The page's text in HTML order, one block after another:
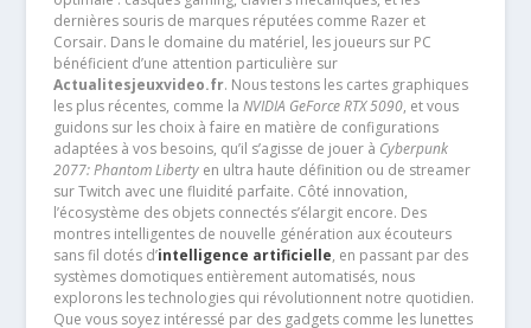
dernières souris de marques réputées comme Razer et
Corsair. Dans le domaine du matériel, les joueurs sur PC
bénéficient d’une attention particulière sur
Actualitesjeuxvideo.fr. Nous testons les cartes graphiques
les plus récentes, comme la NVIDIA GeForce RTX 5090, et vous
guidons sur les choix à faire en matière de configurations
adaptées à vos besoins, qu’il s’agisse de jouer à Cyberpunk
2077: Phantom Libertyen ultra haute définition ou de streamer
sur Twitch avec une fluidité parfaite. Côté innovation,
l’écosystème des objets connectés s’élargit encore. Des
montres intelligentes de nouvelle génération aux écouteurs
sans fil dotés d’intelligence artificielle, en passant par des
systèmes domotiques entièrement automatisés, nous
explorons les technologies qui révolutionnent notre quotidien.
Que vous soyez intéressé par des gadgets comme les lunettes